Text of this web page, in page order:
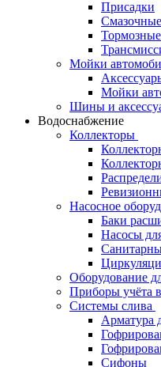
Присадки
Мойки
Мойки
Шины и
Водоснабжение
Коллекторы
Насосное
Баки
Насосы
Оборудование
Приборы учёта
Системы слива
Арматура
Сифоны